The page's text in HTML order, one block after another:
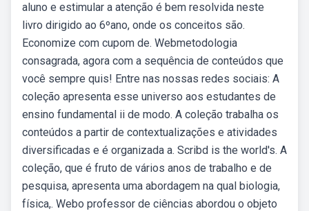
aluno e estimular a atenção é bem resolvida neste
livro dirigido ao 6ºano, onde os conceitos são.
Economize com cupom de. Webmetodologia
consagrada, agora com a sequência de conteúdos que
você sempre quis! Entre nas nossas redes sociais: A
coleção apresenta esse universo aos estudantes de
ensino fundamental ii de modo. A coleção trabalha os
conteúdos a partir de contextualizações e atividades
diversificadas e é organizada a. Scribd is the world's. A
coleção, que é fruto de vários anos de trabalho e de
pesquisa, apresenta uma abordagem na qual biologia,
física,. Webo professor de ciências abordou o objeto